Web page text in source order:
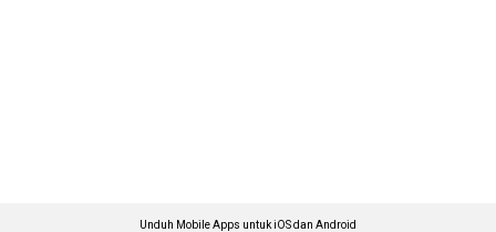
Unduh Mobile Apps untuk iOS dan Android